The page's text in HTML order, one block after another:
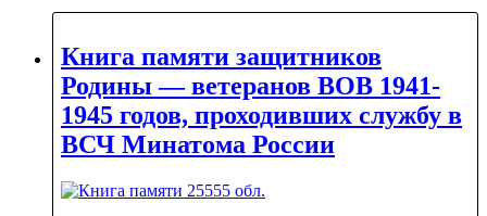
Книга памяти защитников
Родины — ветеранов ВОВ 1941-
1945 годов, проходивших службу в
ВСЧ Минатома России